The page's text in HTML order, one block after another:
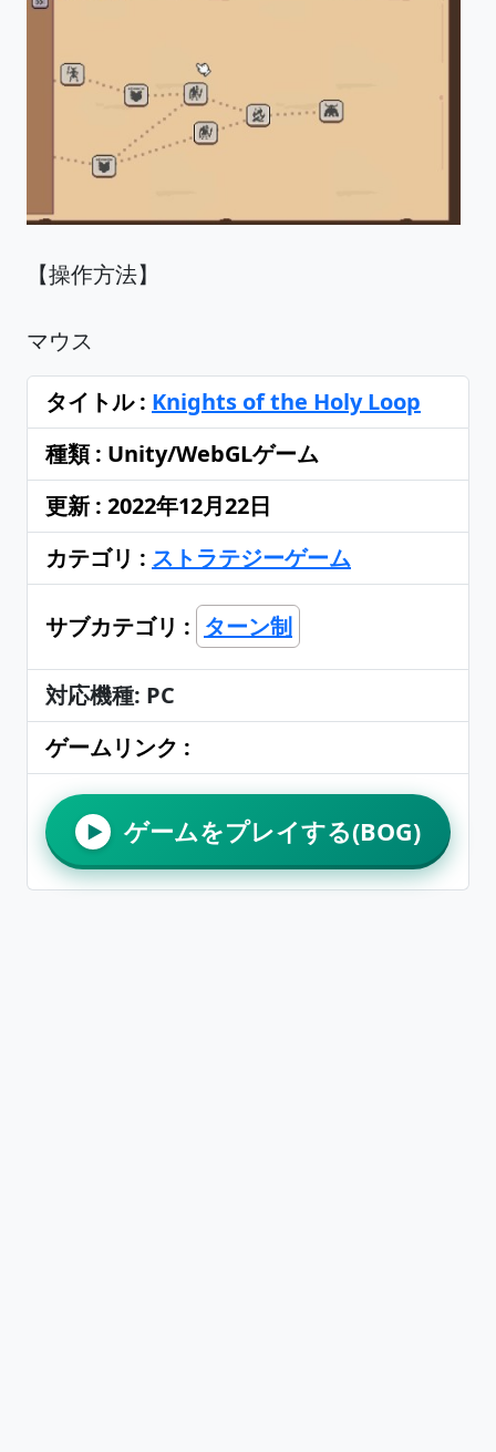
【操作方法】
マウス
タイトル : Knights of the Holy Loop
種類 : Unity/WebGLゲーム
更新 : 2022年12月22日
カテゴリ : ストラテジーゲーム
サブカテゴリ : ターン制
対応機種: PC
ゲームリンク :
▶ ゲームをプレイする(BOG)